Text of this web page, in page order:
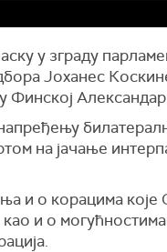
у зграду
Јоханес
Финској
на јачање
и о корацима које
и о